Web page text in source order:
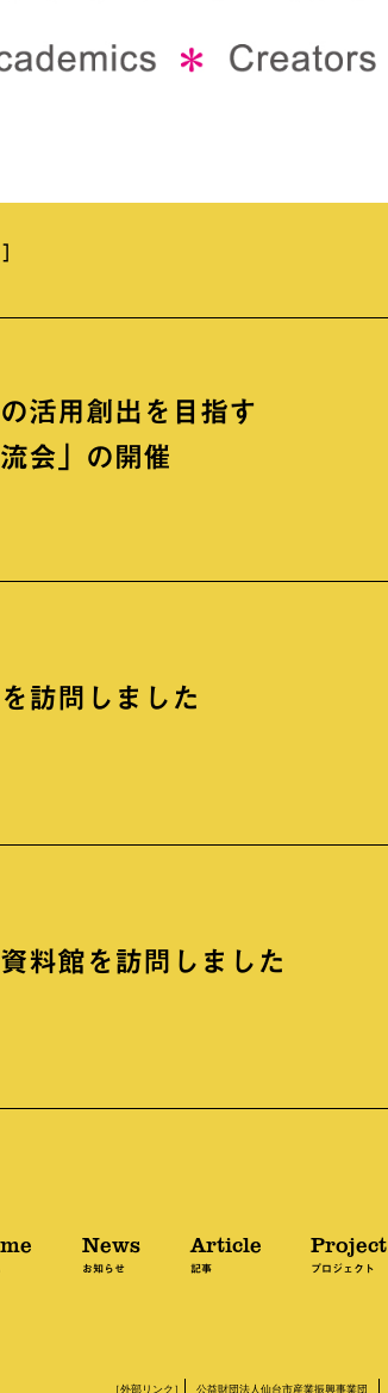
活用創出を目指す
会」の開催
訪問しました
料館を訪問しました
News
お知らせ
Article
記事
Project
プロジェクト
［外部リンク］ 公益財団法人仙台市産業振興事業団